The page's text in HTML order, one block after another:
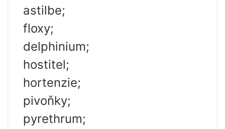
astilbe;
floxy;
delphinium;
hostitel;
hortenzie;
pivoňky;
pyrethrum;